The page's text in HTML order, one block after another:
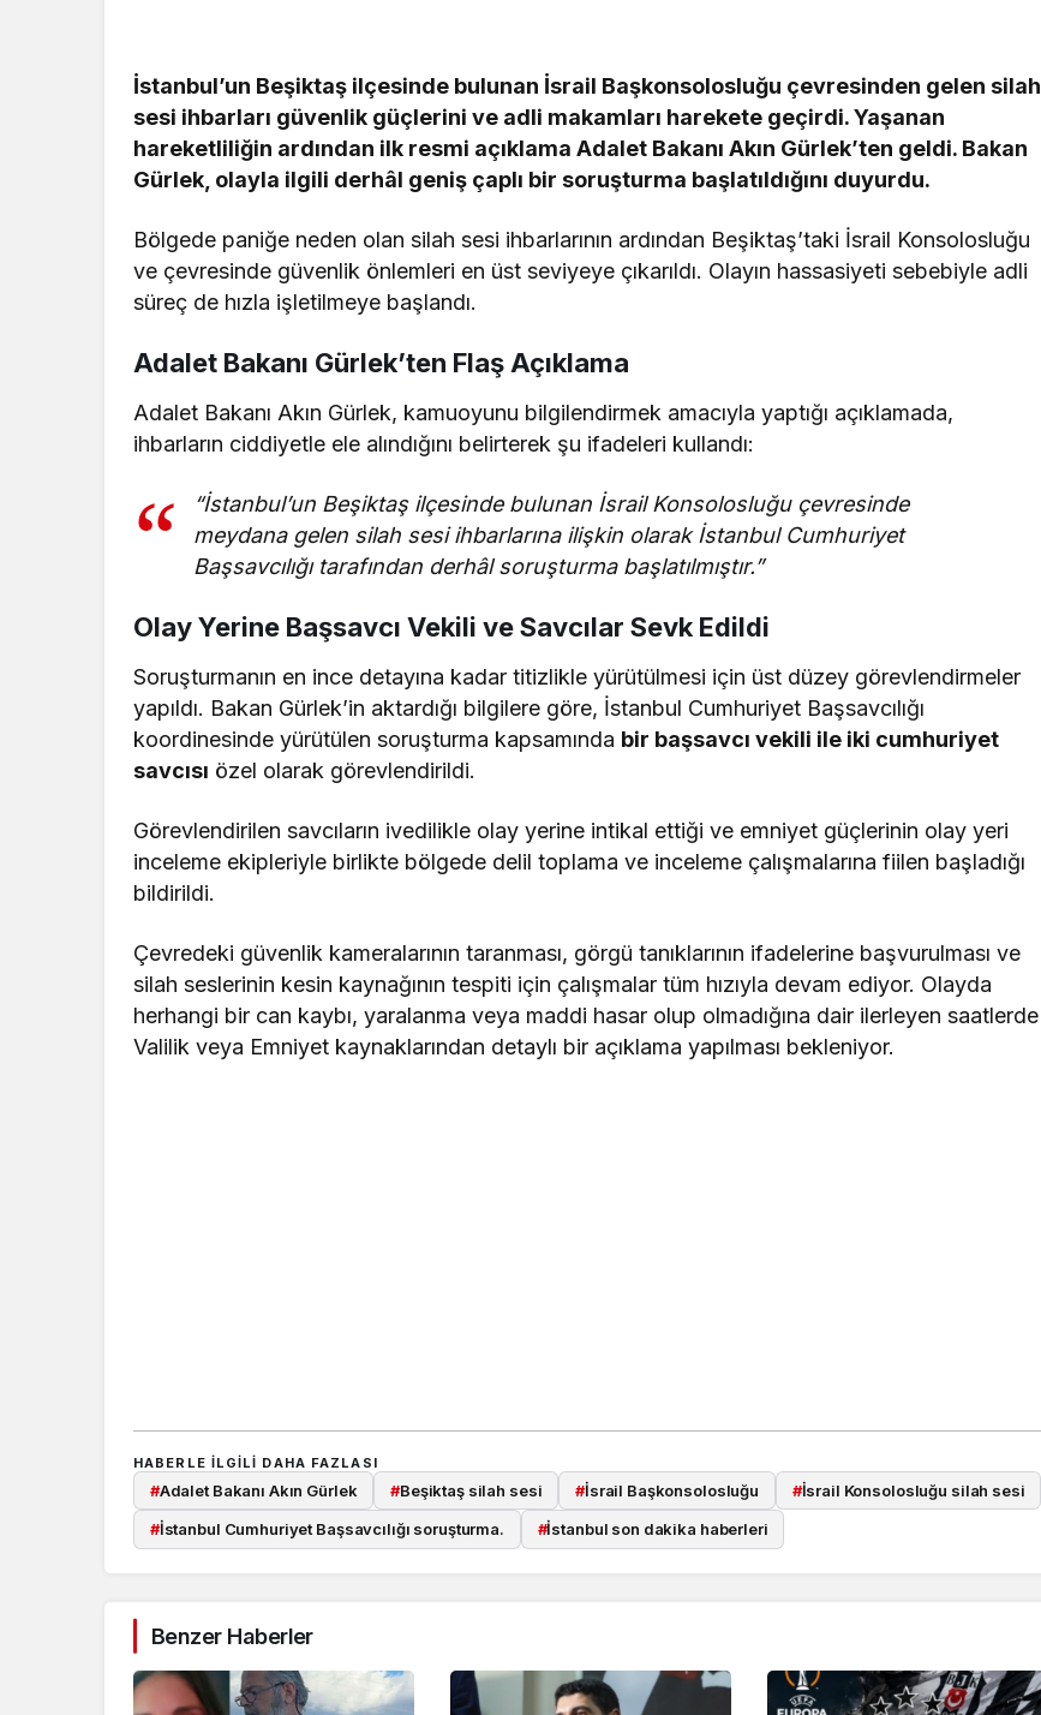
İstanbul’un Beşiktaş ilçesinde bulunan İsrail Başkonsolosluğu çevresinden gelen silah
sesi ihbarları güvenlik güçlerini ve adli makamları harekete geçirdi. Yaşanan
hareketliliğin ardından ilk resmi açıklama Adalet Bakanı Akın Gürlek’ten geldi. Bakan
Gürlek, olayla ilgili derhâl geniş çaplı bir soruşturma başlatıldığını duyurdu.
Bölgede paniğe neden olan silah sesi ihbarlarının ardından Beşiktaş’taki İsrail Konsolosluğu
ve çevresinde güvenlik önlemleri en üst seviyeye çıkarıldı. Olayın hassasiyeti sebebiyle adli
süreç de hızla işletilmeye başlandı.
Adalet Bakanı Gürlek’ten Flaş Açıklama
Adalet Bakanı Akın Gürlek, kamuoyunu bilgilendirmek amacıyla yaptığı açıklamada,
ihbarların ciddiyetle ele alındığını belirterek şu ifadeleri kullandı:
“İstanbul’un Beşiktaş ilçesinde bulunan İsrail Konsolosluğu çevresinde
meydana gelen silah sesi ihbarlarına ilişkin olarak İstanbul Cumhuriyet
Başsavcılığı tarafından derhâl soruşturma başlatılmıştır.”
Olay Yerine Başsavcı Vekili ve Savcılar Sevk Edildi
Soruşturmanın en ince detayına kadar titizlikle yürütülmesi için üst düzey görevlendirmeler
yapıldı. Bakan Gürlek’in aktardığı bilgilere göre, İstanbul Cumhuriyet Başsavcılığı
koordinesinde yürütülen soruşturma kapsamında bir başsavcı vekili ile iki cumhuriyet
savcısı özel olarak görevlendirildi.
Görevlendirilen savcıların ivedilikle olay yerine intikal ettiği ve emniyet güçlerinin olay yeri
inceleme ekipleriyle birlikte bölgede delil toplama ve inceleme çalışmalarına fiilen başladığı
bildirildi.
Çevredeki güvenlik kameralarının taranması, görgü tanıklarının ifadelerine başvurulması ve
silah seslerinin kesin kaynağının tespiti için çalışmalar tüm hızıyla devam ediyor. Olayda
herhangi bir can kaybı, yaralanma veya maddi hasar olup olmadığına dair ilerleyen saatlerde
Valilik veya Emniyet kaynaklarından detaylı bir açıklama yapılması bekleniyor.
HABERLE ILGILI DAHA FAZLASI
#Adalet Bakanı Akın Gürlek #Beşiktaş silah sesi #İsrail Başkonsolosluğu #İsrail Konsolosluğu silah sesi
#İstanbul Cumhuriyet Başsavcılığı soruşturma. #İstanbul son dakika haberleri
Benzer Haberler